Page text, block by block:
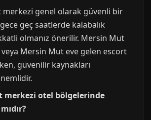
genel olarak güvenli bir
geç saatlerde kalabalık
olmanız önerilir. Mersin Mut
Mersin Mut eve gelen escort
güvenilir kaynakları
merkezi otel bölgelerinde